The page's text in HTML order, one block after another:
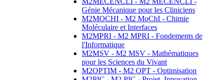
Génie Mécanique pour les Cliniciens
M2MOCHI - M2 MoChI - Chimie
Moléculaire et Interfaces
M2MPRI - M2 MPRI - Fondements de
l'Informatique
M2MSV - M2 MSV - Mathématiques
pour les Sciences du Vivant
M2OPTIM - M2 OPT - Optimisation